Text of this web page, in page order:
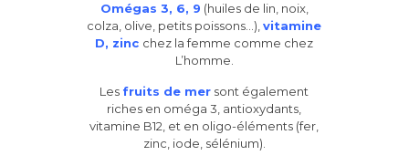
Omégas 3, 6, 9 (huiles de lin, noix,
colza, olive, petits poissons…),vitamine
D, zinc chez la femme comme chez
L’homme.
Les fruits de mer sont également
riches en oméga 3, antioxydants,
vitamine B12, et en oligo-éléments (fer,
zinc, iode, sélénium).